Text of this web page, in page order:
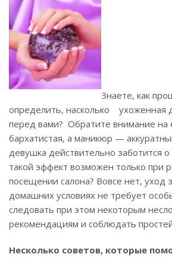
Знаете, как
определить, насколько ухоженная
перед вами? Обратите внимание на
бархатистая, а маникюр —
девушка действительно заботится
такой эффект возможен только при
посещении салона? Вовсе нет, уход
домашних условиях не требует
следовать при этом некоторым
рекомендациям и соблюдать
Несколько советов, которые